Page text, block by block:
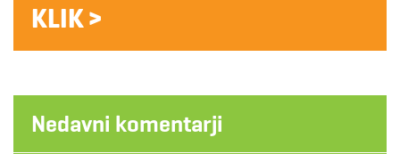
KLIK >
Nedavni komentarji